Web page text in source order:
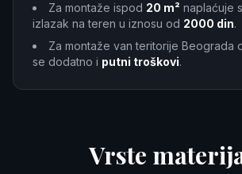
Za montaže ispod 20 m² naplaćuje
izlazak na teren u iznosu od 2000 din.
Za montaže van teritorije Beograda
se dodatno i putni troškovi.
Vrste